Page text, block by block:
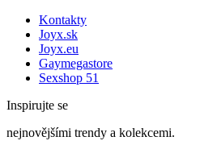
Kontakty
Joyx.sk
Joyx.eu
Gaymegastore
Sexshop 51
Inspirujte se
nejnovějšími trendy a kolekcemi.